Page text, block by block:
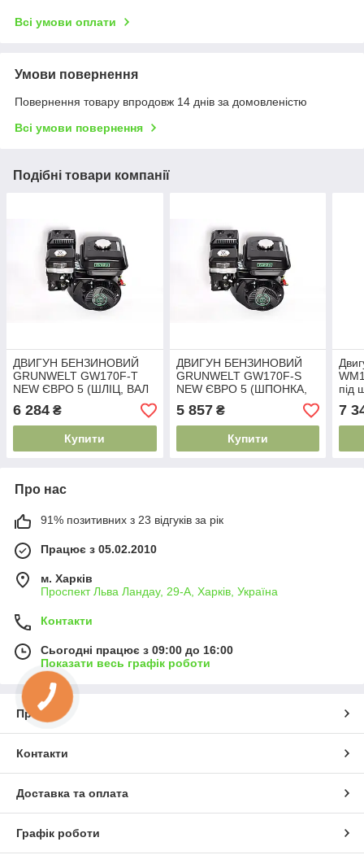
Всі умови оплати
Умови повернення
Повернення товару впродовж 14 днів за домовленістю
Всі умови повернення
Подібні товари компанії
ДВИГУН БЕНЗИНОВИЙ
GRUNWELT GW170F-T
NEW ЄВРО 5 (ШЛІЦ, ВАЛ
25 ММ, 7.0 Л. С.)
6 284 ₴
Купити
ДВИГУН БЕНЗИНОВИЙ
GRUNWELT GW170F-S
NEW ЄВРО 5 (ШПОНКА,
ВАЛ 20 ММ, 7.0 Л. С.)
5 857₴
Купити
під
7
Про нас
91% позитивних з 23 відгуків за рік
Працює з 05.02.2010
м. Харків
Проспект Льва Ландау, 29-А, Харків, Україна
Контакти
Сьогодні працює з 09:00 до 16:00
Показати весь графік роботи
Про нас
Контакти
Доставка та оплата
Графік роботи